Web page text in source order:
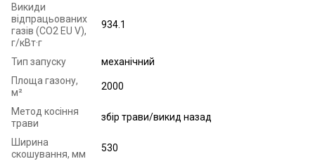
Викиди
відпрацьованих
газів (CO2 EU V),
г/кВт·г
934.1
Тип запуску
механічний
Площа газону,
м²
2000
Метод косіння
трави
збір трави/викид назад
Ширина
скошування, мм
530